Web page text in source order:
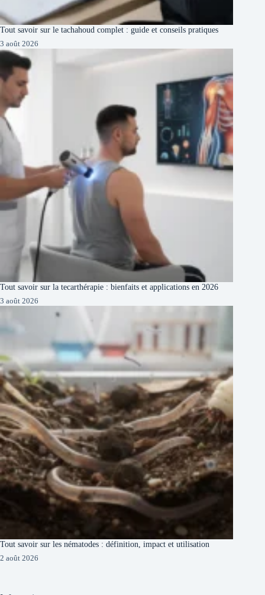
Tout savoir sur le tachahoud complet : guide et conseils pratiques
3 août 2026
Tout savoir sur la tecarthérapie : bienfaits et applications en 2026
3 août 2026
Tout savoir sur les nématodes : définition, impact et utilisation
2 août 2026